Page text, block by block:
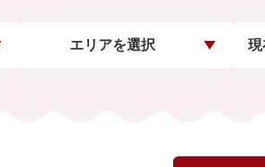
エリアを選択 現